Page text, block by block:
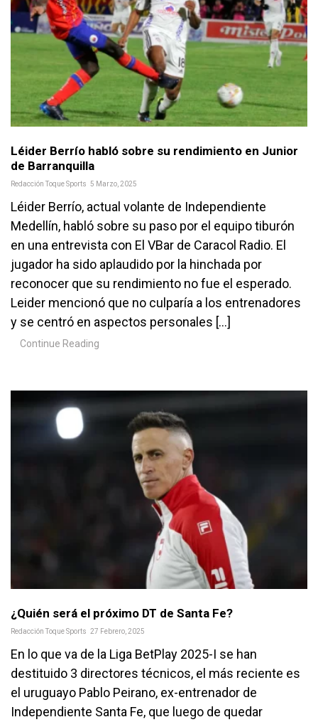
Léider Berrío habló sobre su rendimiento en Junior
de Barranquilla
Redacción Toque Sports 5 Marzo, 2025
Léider Berrío, actual volante de Independiente
Medellín, habló sobre su paso por el equipo tiburón
en una entrevista con El VBar de Caracol Radio. El
jugador ha sido aplaudido por la hinchada por
reconocer que su rendimiento no fue el esperado.
Leider mencionó que no culparía a los entrenadores
y se centró en aspectos personales […]
Continue Reading
¿Quién será el próximo DT de Santa Fe?
Redacción Toque Sports 27 Febrero, 2025
En lo que va de la Liga BetPlay 2025-I se han
destituido 3 directores técnicos, el más reciente es
el uruguayo Pablo Peirano, ex-entrenador de
Independiente Santa Fe, que luego de quedar